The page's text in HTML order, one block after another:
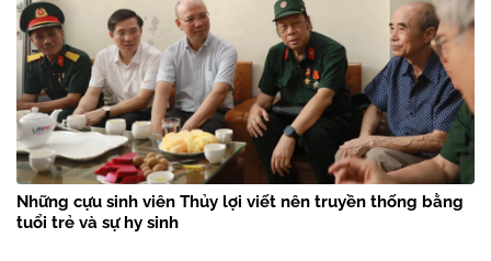
Những cựu sinh viên Thủy lợi viết nên truyền thống bằng
tuổi trẻ và sự hy sinh